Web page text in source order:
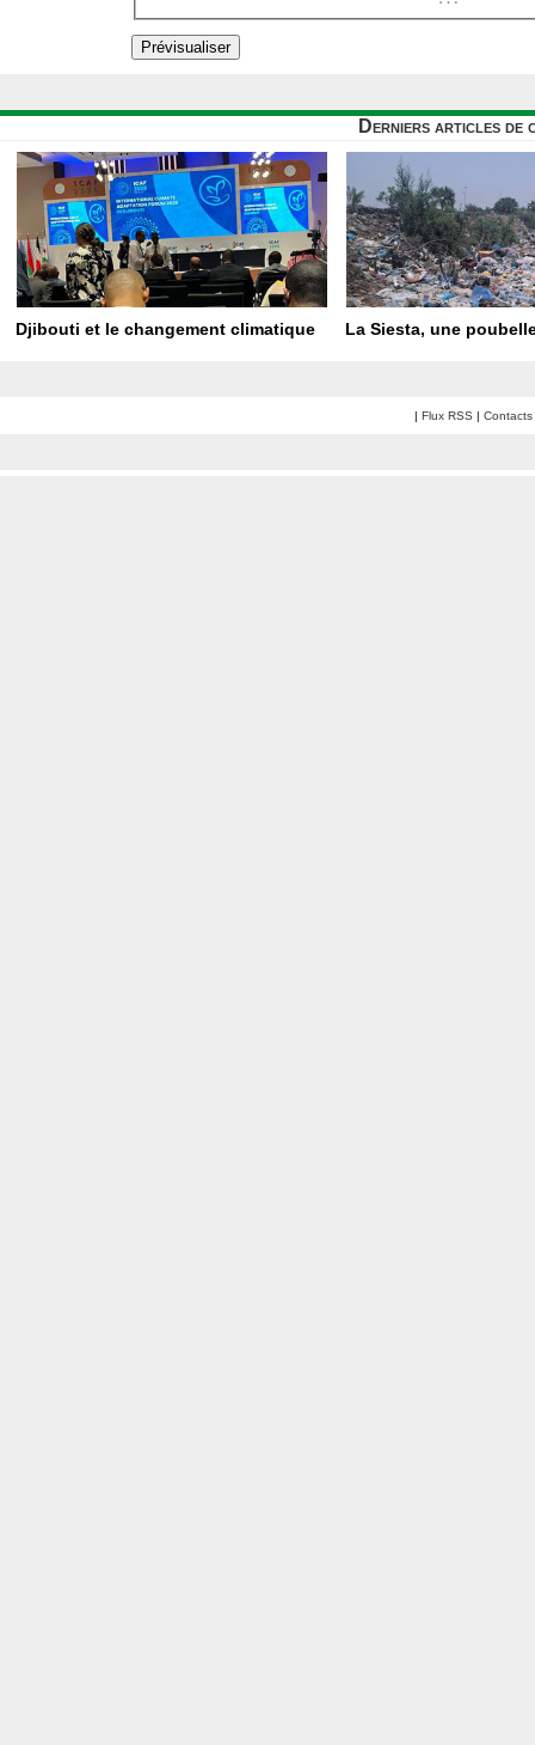
Derniers articles de
Djibouti et le changement climatique La Siesta, une
| Flux RSS | Contacts